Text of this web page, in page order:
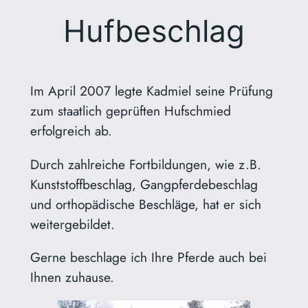
Hufbeschlag
Im April 2007 legte Kadmiel seine Prüfung
zum staatlich geprüften Hufschmied
erfolgreich ab.
Durch zahlreiche Fortbildungen, wie z.B.
Kunststoffbeschlag, Gangpferdebeschlag
und orthopädische Beschläge, hat er sich
weitergebildet.
Gerne beschlage ich Ihre Pferde auch bei
Ihnen zuhause.